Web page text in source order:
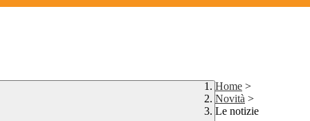
Home >
Novità >
Le notizie